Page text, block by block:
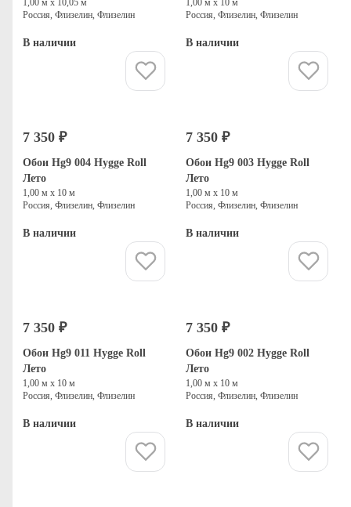
1,00 м х 10,05 м
Россия, Флизелин, Флизелин
В наличии
1,00 м х 10 м
Россия, Флизелин, Флизелин
В наличии
7 350 ₽
Обои Hg9 004 Hygge Roll
Лето
1,00 м х 10 м
Россия, Флизелин, Флизелин
В наличии
7 350 ₽
Обои Hg9 003 Hygge Roll
Лето
1,00 м х 10 м
Россия, Флизелин, Флизелин
В наличии
7 350 ₽
Обои Hg9 011 Hygge Roll
Лето
1,00 м х 10 м
Россия, Флизелин, Флизелин
В наличии
7 350 ₽
Обои Hg9 002 Hygge Roll
Лето
1,00 м х 10 м
Россия, Флизелин, Флизелин
В наличии